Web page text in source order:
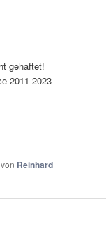
gehaftet!
2011-2023
von Reinhard